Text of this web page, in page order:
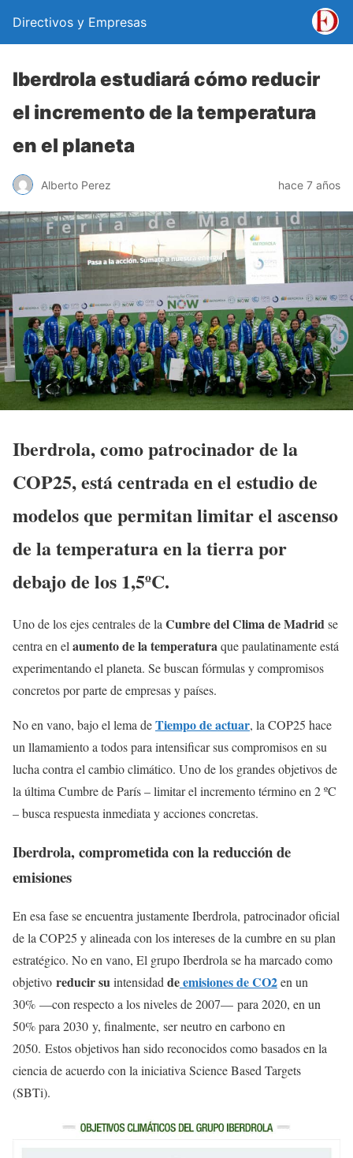
Directivos y Empresas
Iberdrola estudiará cómo reducir
el incremento de la temperatura
en el planeta
Alberto Perez hace 7 años
Iberdrola, como patrocinador de la
COP25, está centrada en el estudio de
modelos que permitan limitar el ascenso
de la temperatura en la tierra por
debajo de los 1,5ºC.
Uno de los ejes centrales de laCumbre del Clima de Madridse
centra en elaumento de la temperaturaque paulatinamente está
experimentando el planeta. Se buscan fórmulas y compromisos
concretos por parte de empresas y países.
No en vano, bajo el lema deTiempo de actuar, la COP25 hace
un llamamiento a todos para intensificar sus compromisos en su
lucha contra el cambio climático. Uno de los grandes objetivos de
la última Cumbre de París – limitar el incremento término en 2 ºC
– busca respuesta inmediata y acciones concretas.
Iberdrola, comprometida con la reducción de
emisiones
En esa fase se encuentra justamente Iberdrola, patrocinador oficial
de la COP25 y alineada con los intereses de la cumbre en su plan
estratégico. No en vano, El grupo Iberdrola se ha marcado como
objetivo reducir suintensidad deemisiones de CO2en un
30% —con respecto a los niveles de 2007— para 2020, en un
50% para 2030 y, finalmente, ser neutro en carbono en
2050. Estos objetivos han sido reconocidos como basados en la
ciencia de acuerdo con la iniciativa Science Based Targets
(SBTi).